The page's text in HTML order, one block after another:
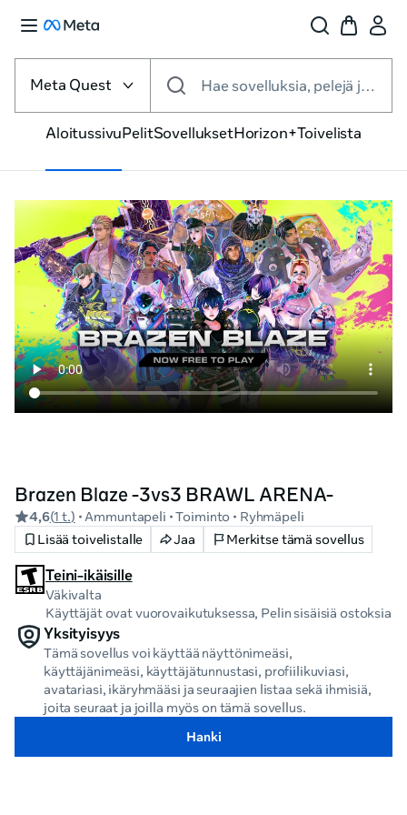
AloitussivuPelitSovelluksetHorizon+Toivelista
VR-
alustaMeta Quest Hae sovelluksia, pelejä ja muuta
Brazen Blaze -3vs3 BRAWL ARENA-
4,6(1 t.) • Ammuntapeli • Toiminto • Ryhmäpeli
Lisää toivelistalle
Jaa Merkitse tämä sovellus
Teini-ikäisille
Väkivalta
Käyttäjät ovat vuorovaikutuksessa, Pelin sisäisiä ostoksia
Yksityisyys
Tämä sovellus voi käyttää näyttönimeäsi,
käyttäjänimeäsi, käyttäjätunnustasi, profiilikuviasi,
avatariasi, ikäryhmääsi ja seuraajien listaa sekä ihmisiä,
joita seuraat ja joilla myös on tämä sovellus.
Hanki